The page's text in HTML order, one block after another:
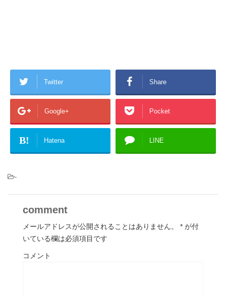
Twitter Share
Google+ Pocket
B! Hatena LINE
-
comment
メールアドレスが公開されることはありません。 * が付
いている欄は必須項目です
コメント